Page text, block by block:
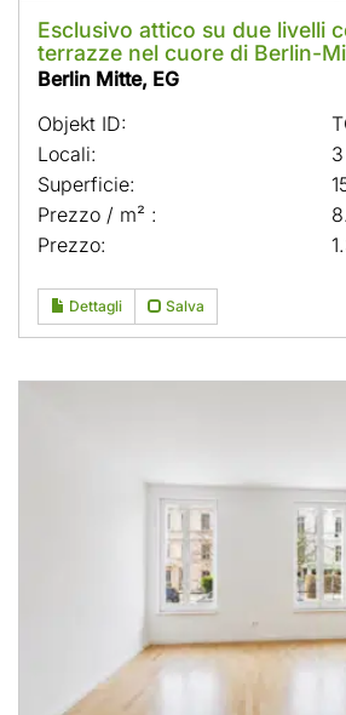
Esclusivo attico su due livelli
terrazze nel cuore di Berlin-
Berlin Mitte, EG
Objekt ID:
Locali:
3
Superficie:
Prezzo / m² :
Prezzo:
Dettagli Salva